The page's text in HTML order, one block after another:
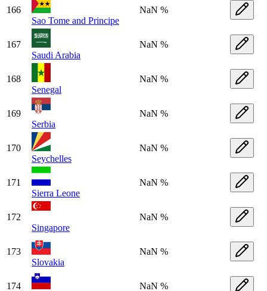
166
Sao Tome and Principe
NaN %
167
Saudi Arabia
NaN %
168
Senegal
NaN %
169
Serbia
NaN %
170
Seychelles
NaN %
171
Sierra Leone
NaN %
172
Singapore
NaN %
173
Slovakia
NaN %
174 NaN %